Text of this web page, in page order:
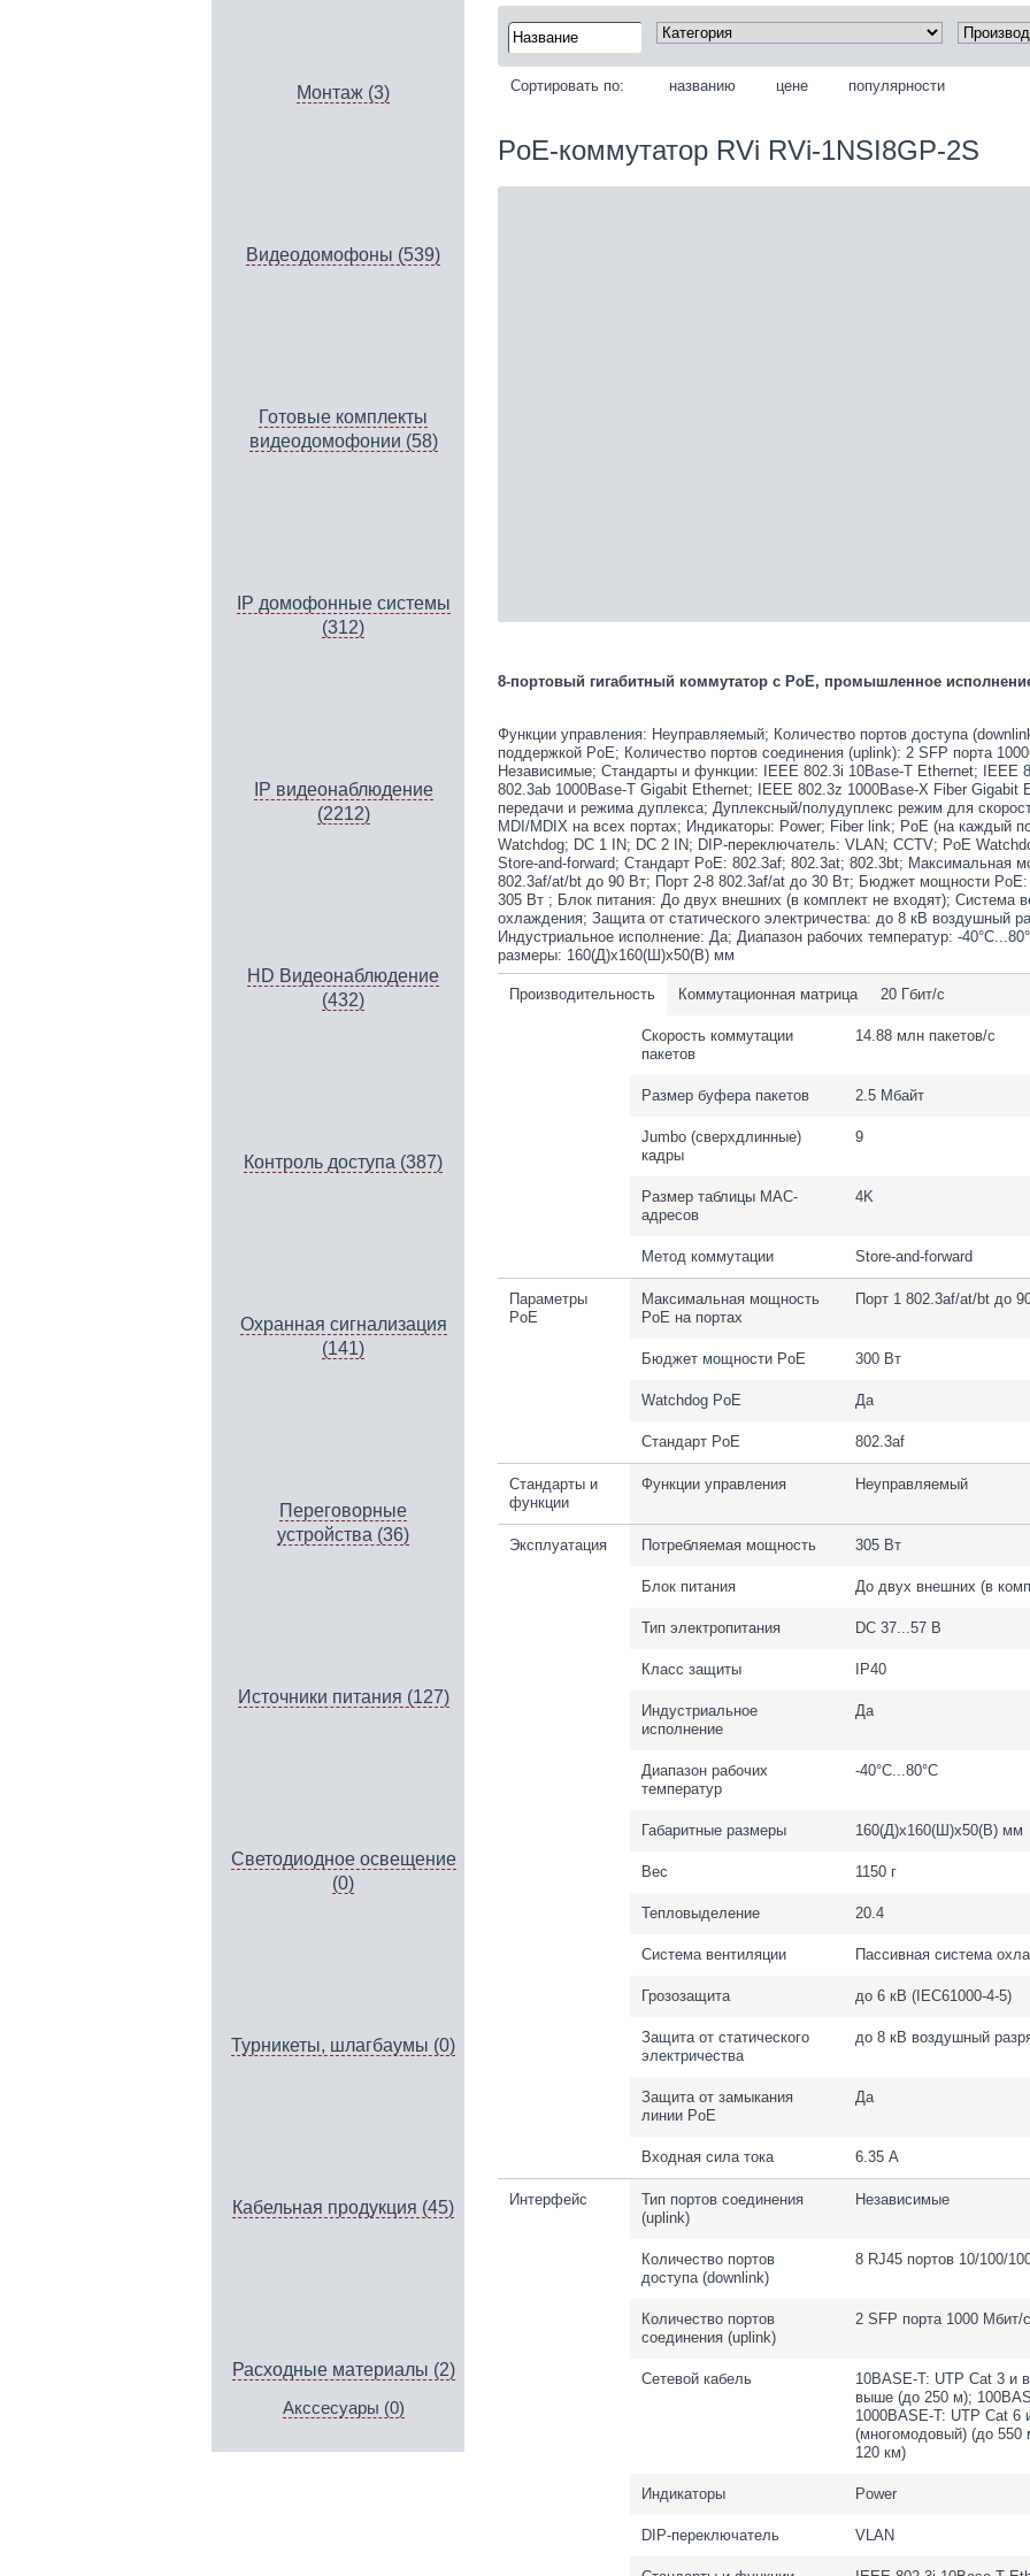
Монтаж (3)
Видеодомофоны (539)
Готовые комплекты
видеодомофонии (58)
IP домофонные системы
(312)
IP видеонаблюдение
(2212)
HD Видеонаблюдение
(432)
Контроль доступа (387)
Охранная сигнализация
(141)
Переговорные
устройства (36)
Источники питания (127)
Светодиодное освещение
(0)
Турникеты, шлагбаумы (0)
Кабельная продукция (45)
Расходные материалы (2)
Акссесуары (0)
Сортировать по: названию цене популярности
PoE-коммутатор RVi RVi-1NSI8GP-2S
8-портовый гигабитный коммутатор с PoE, промышленное
Функции управления: Неуправляемый; Количество портов доступа
поддержкой PoE; Количество портов соединения (uplink): 2 SFP порта
Независимые; Стандарты и функции: IEEE 802.3i 10Base-T Ethernet; IEEE
802.3ab 1000Base-T Gigabit Ethernet; IEEE 802.3z 1000Base-X Fiber Gigabit
передачи и режима дуплекса; Дуплексный/полудуплекс режим для
MDI/MDIX на всех портах; Индикаторы: Power; Fiber link; PoE (на каждый
Watchdog; DC 1 IN; DC 2 IN; DIP-переключатель: VLAN; CCTV; PoE
Store-and-forward; Стандарт PoE: 802.3af; 802.3at; 802.3bt; Максимальная
802.3af/at/bt до 90 Вт; Порт 2-8 802.3af/at до 30 Вт; Бюджет мощности
305 Вт ; Блок питания: До двух внешних (в комплект не входят); Система
охлаждения; Защита от статического электричества: до 8 кВ воздушный
Индустриальное исполнение: Да; Диапазон рабочих температур: -
размеры: 160(Д)х160(Ш)х50(В) мм
Производительность Коммутационная матрица 20 Гбит/с
Скорость коммутации
пакетов
14.88 млн пакетов/с
Размер буфера пакетов 2.5 Мбайт
Jumbo (сверхдлинные)
кадры
9
Размер таблицы MAC-
адресов
4K
Метод коммутации Store-and-forward
Параметры
PoE
Максимальная мощность
PoE на портах
Порт 1 802.3af/at/bt до
Бюджет мощности PoE 300 Вт
Watchdog PoE Да
Стандарт PoE 802.3af
Стандарты и
функции
Функции управления Неуправляемый
Эксплуатация Потребляемая мощность 305 Вт
Блок питания До двух внешних (в
Тип электропитания DC 37...57 В
Класс защиты IP40
Индустриальное
исполнение
Да
Диапазон рабочих
температур
-40°С...80°С
Габаритные размеры 160(Д)х160(Ш)х50(В) мм
Вес 1150 г
Тепловыделение 20.4
Система вентиляции Пассивная система
Грозозащита до 6 кВ (IEC61000-4-5)
Защита от статического
электричества
до 8 кВ воздушный
Защита от замыкания
линии PoE
Да
Входная сила тока 6.35 А
Интерфейс
Тип портов соединения
(uplink)
Независимые
Количество портов
доступа (downlink)
8 RJ45 портов 10/100/
Количество портов
соединения (uplink)
2 SFP порта 1000 Мбит/с
Сетевой кабель
10BASE-T: UTP Cat 3 и
выше (до 250 м);
1000BASE-T: UTP Cat
(многомодовый) (до
120 км)
Индикаторы Power
DIP-переключатель VLAN